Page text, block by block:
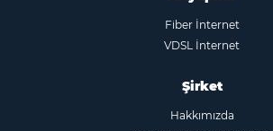
Fiber İnternet
VDSL İnternet
Şirket
Hakkımızda